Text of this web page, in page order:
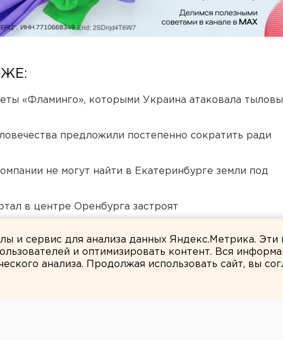
«Фламинго», которыми Украина атаковала
предложили постепенно сократить ради
не могут найти в Екатеринбурге земли под
в центре Оренбурга застроят
и сервис для анализа данных Яндекс.Метрика.
и оптимизировать контент. Вся
анализа. Продолжая использовать сайт, вы